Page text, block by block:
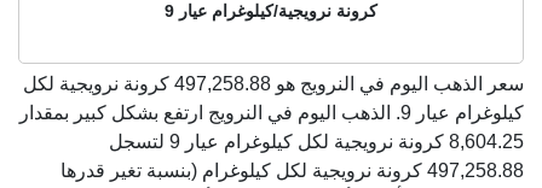
كرونة نرويجية/كيلوغرام عيار 9
سعر الذهب اليوم في النرويج هو 497,258.88 كرونة نرويجية لكل
كيلوغرام عيار 9. الذهب اليوم في النرويج ارتفع بشكل كبير بمقدار
8,604.25 كرونة نرويجية لكل كيلوغرام عيار 9 لتسجل
497,258.88 كرونة نرويجية لكل كيلوغرام (بنسبة تغير قدرها